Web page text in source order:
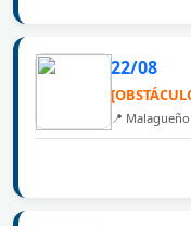
22/08
📍 Malagueño